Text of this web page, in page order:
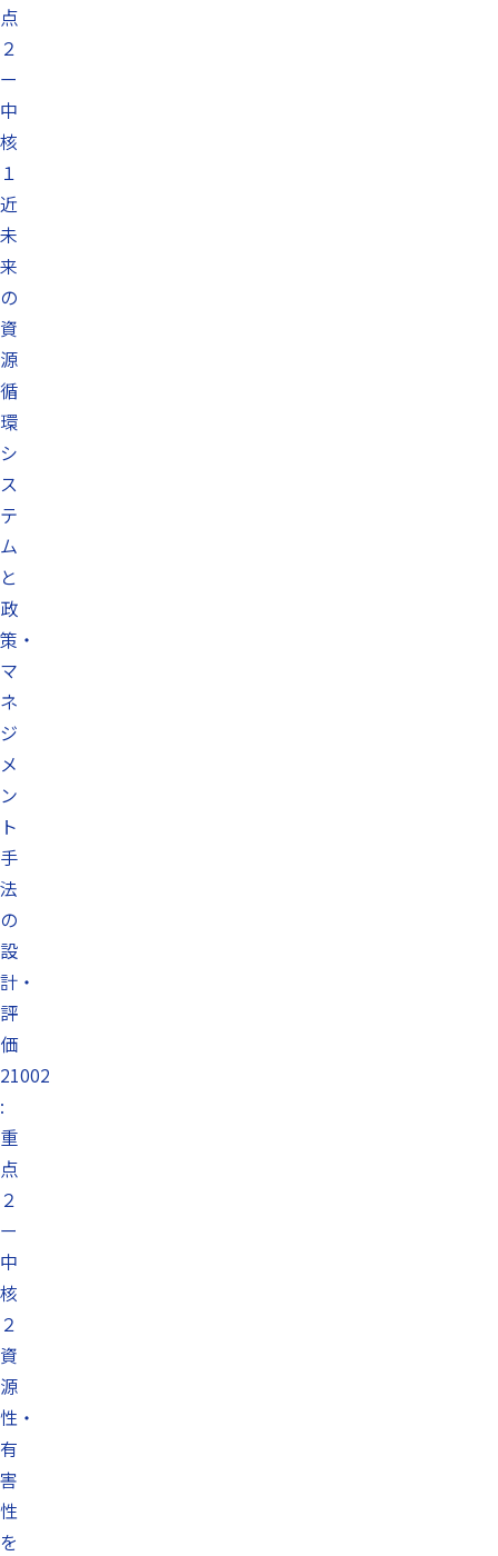
点
２
ー
中
核
１
近
未
来
の
資
源
循
環
シ
ス
テ
ム
と
政
策・
マ
ネ
ジ
メ
ン
ト
手
法
の
設
計・
評
価
21002
:
重
点
２
ー
中
核
２
資
源
性・
有
害
性
を